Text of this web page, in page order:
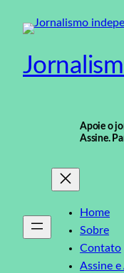
para
conteúdo
Apoie o
Assine.
Home
Sobre
Contato
Assine e